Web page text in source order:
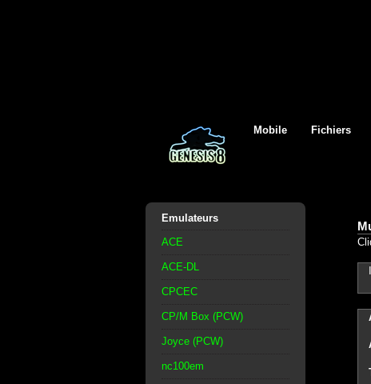
Mobile Fichiers
Emulateurs
ACE
ACE-DL
CPCEC
CP/M Box (PCW)
Joyce (PCW)
nc100em